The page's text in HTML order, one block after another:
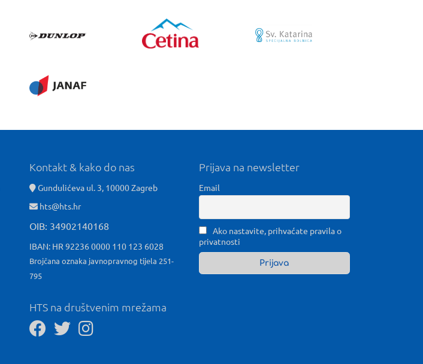
Kontakt & kako do nas
Gundulićeva ul. 3, 10000 Zagreb
hts@hts.hr
OIB: 34902140168
IBAN: HR 92236 0000 110 123 6028
Brojčana oznaka javnopravnog tijela 251-
795
HTS na društvenim mrežama
Prijava na newsletter
Email
Ako nastavite, prihvaćate pravila o
privatnosti